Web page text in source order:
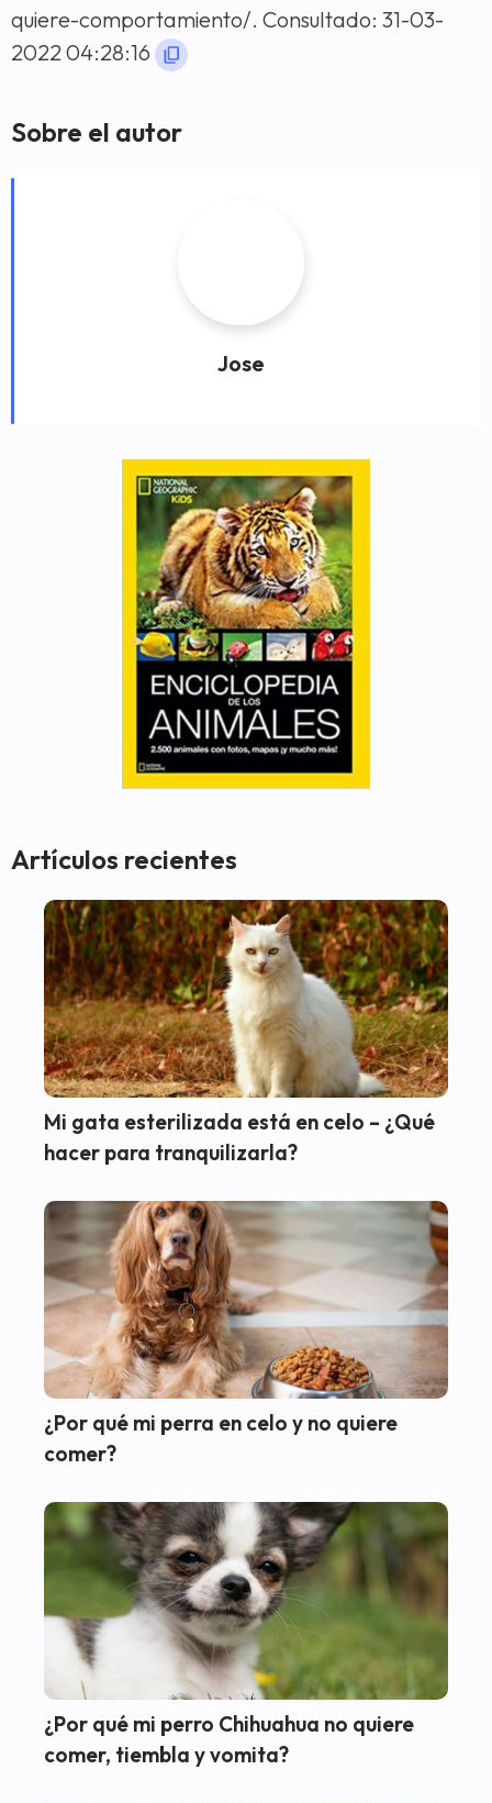
quiere-comportamiento/. Consultado: 31-03-
2022 04:28:16
Sobre el autor
Jose
Artículos recientes
Mi gata esterilizada está en celo – ¿Qué
hacer para tranquilizarla?
¿Por qué mi perra en celo y no quiere
comer?
¿Por qué mi perro Chihuahua no quiere
comer, tiembla y vomita?